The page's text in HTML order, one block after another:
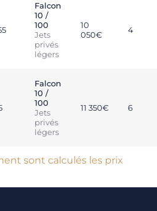
Falcon
10 /
100
Jets
privés
légers
10
050€
4
Falcon
10 /
100
Jets
privés
légers
11 350€ 6
sont calculés les prix